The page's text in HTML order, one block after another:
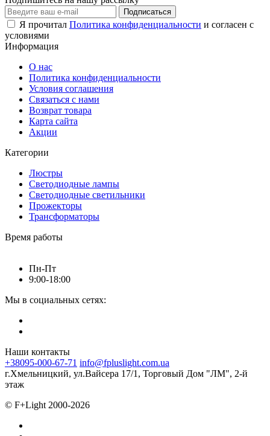
Подписаться
Я прочитал Политика конфиденциальности и согласен с
условиями
Информация
О нас
Политика конфиденциальности
Условия соглашения
Связаться с нами
Возврат товара
Карта сайта
Акции
Категории
Люстры
Светодиодные лампы
Светодиодные светильники
Прожекторы
Трансформаторы
Время работы
Пн-Пт
9:00-18:00
Мы в социальных сетях:
Наши контакты
+38095-000-67-71 info@fpluslight.com.ua
г.Хмельницкий, ул.Вайсера 17/1, Торговый Дом "ЛМ", 2-й
этаж
© F+Light 2000-2026